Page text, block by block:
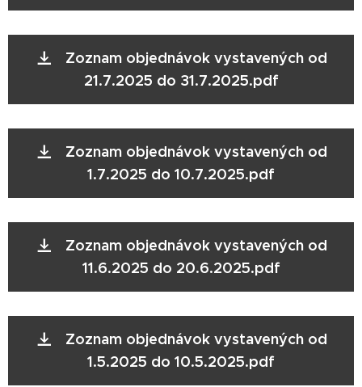
Zoznam objednávok vystavených od
21.7.2025 do 31.7.2025.pdf
Zoznam objednávok vystavených od
1.7.2025 do 10.7.2025.pdf
Zoznam objednávok vystavených od
11.6.2025 do 20.6.2025.pdf
Zoznam objednávok vystavených od
1.5.2025 do 10.5.2025.pdf